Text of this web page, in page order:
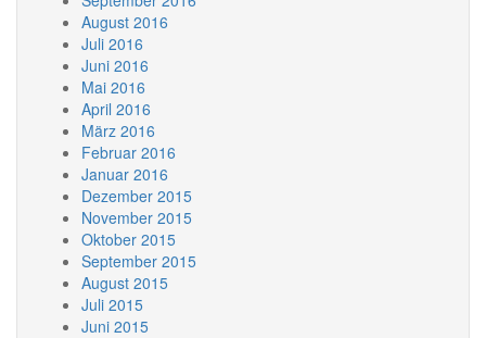
August 2016
Juli 2016
Juni 2016
Mai 2016
April 2016
März 2016
Februar 2016
Januar 2016
Dezember 2015
November 2015
Oktober 2015
September 2015
August 2015
Juli 2015
Juni 2015